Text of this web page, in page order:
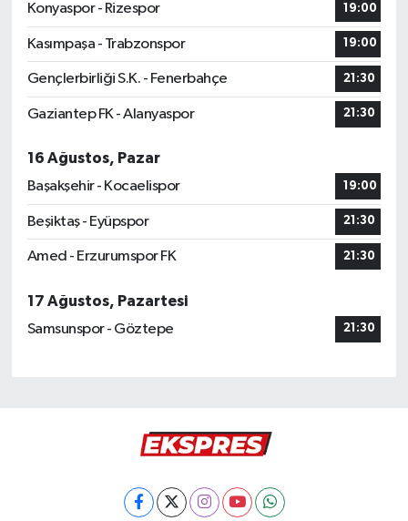
Konyaspor - Rizespor
19:00
Kasımpaşa - Trabzonspor 19:00
Gençlerbirliği S.K. - Fenerbahçe 21:30
Gaziantep FK - Alanyaspor 21:30
16 Ağustos, Pazar
Başakşehir - Kocaelispor
19:00
Beşiktaş - Eyüpspor 21:30
Amed - Erzurumspor FK 21:30
17 Ağustos, Pazartesi
Samsunspor - Göztepe
21:30